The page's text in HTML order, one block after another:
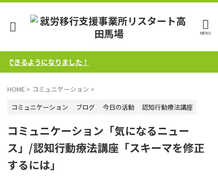
ようになりました！
HOME > コミュニケーション >
コミュニケーション
ブログ 今日の活動 認知行動療法講座
コミュニケーション「気になるニュー
ス」/認知行動療法講座「スキーマを修正
するには」